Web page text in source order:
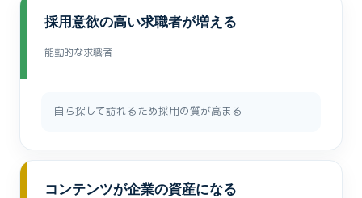
採用意欲の高い求職者が増える
能動的な求職者
自ら探して訪れるため採用の質が高まる
コンテンツが企業の資産になる